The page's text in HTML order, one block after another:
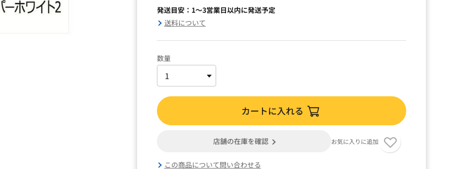
発送目安：1～3営業日以内に発送予定
送料について
数量
カートに入れる
店舗の在庫を確認 お気に入りに追加
この商品について問い合わせる